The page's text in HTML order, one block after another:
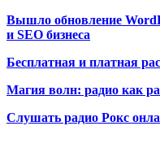
Вышло обновление
и SEO бизнеса
Бесплатная и платная
Магия волн: радио как
Слушать радио Рокс